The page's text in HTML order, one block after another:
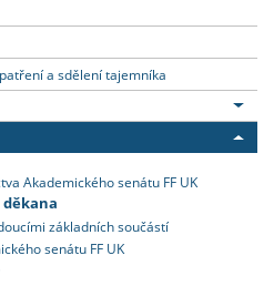
a sdělení tajemníka
Akademického senátu FF UK
děkana
základních součástí
senátu FF UK